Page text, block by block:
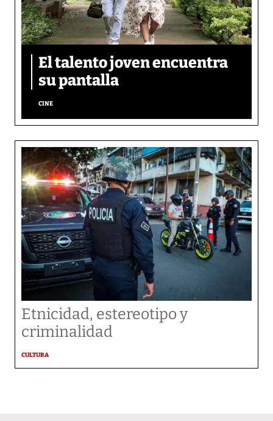
El talento joven encuentra
su pantalla​
CINE
Etnicidad, estereotipo y
criminalidad
CULTURA